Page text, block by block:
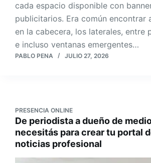
cada espacio disponible con
publicitarios. Era común encontrar
en la cabecera, los laterales, entre
e incluso ventanas emergentes…
PABLO PENA JULIO 27, 2026
PRESENCIA ONLINE
De periodista a dueño de
necesitás para crear tu portal
noticias profesional